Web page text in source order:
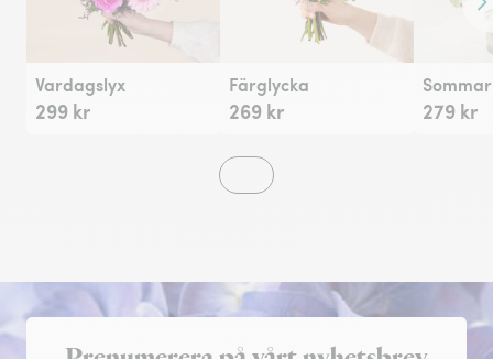
Vardagslyx
299 kr
Färglycka
269 kr 279 kr